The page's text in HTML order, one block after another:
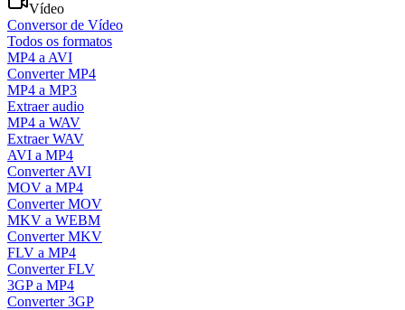
Vídeo
Conversor de Vídeo
Todos os formatos
MP4 a AVI
Converter MP4
MP4 a MP3
Extraer audio
MP4 a WAV
Extraer WAV
AVI a MP4
Converter AVI
MOV a MP4
Converter MOV
MKV a WEBM
Converter MKV
FLV a MP4
Converter FLV
3GP a MP4
Converter 3GP